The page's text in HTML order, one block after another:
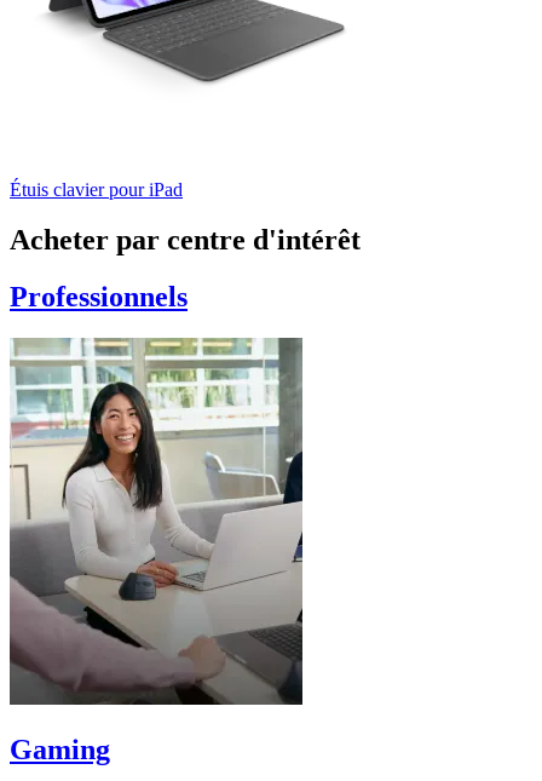
Étuis clavier pour iPad
Acheter par centre d'intérêt
Professionnels
Gaming